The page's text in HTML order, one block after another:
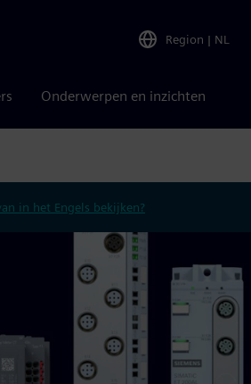
Region | NL
Onderwerpen en inzichten
in het Engels bekijken?